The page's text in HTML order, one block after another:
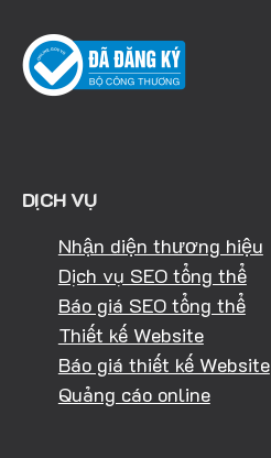
DỊCH VỤ
Nhận diện thương hiệu
Dịch vụ SEO tổng thể
Báo giá SEO tổng thể
Thiết kế Website
Báo giá thiết kế Website
Quảng cáo online